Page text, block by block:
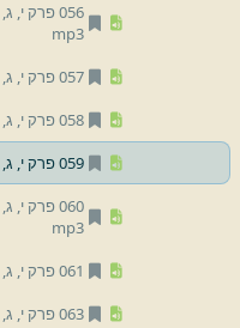
056 פרק י,
ג,
mp3
057 פרק י,
ג,
058 פרק י,
ג,
059 פרק י,
ג,
060 פרק י,
ג,
mp3
061 פרק י,
ג,
063 פרק י,
ג,